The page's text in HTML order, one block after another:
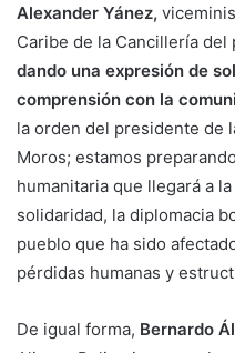
Alexander Yánez,
Caribe de la Cancillería del
dando una expresión de
comprensión con la
la orden del presidente de
Moros; estamos
humanitaria que llegará a
solidaridad, la diplomacia
pueblo que ha sido
pérdidas humanas y
De igual forma, Bernardo